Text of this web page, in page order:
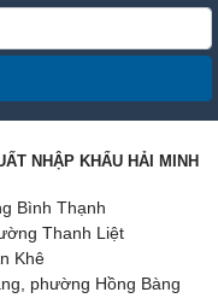
NHẬP KHẨU HẢI MINH
Bình Thạnh
Thanh Liệt
Khê
phường Hồng Bàng